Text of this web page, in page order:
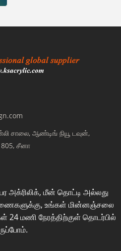
சாலை, ஆண்டிங் நியூ டவுன்,
சீனா
அக்ரிலிக், மீன் தொட்டி அல்லது
உங்கள் மின்னஞ்சலை
24 மணி நேரத்திற்குள் தொடர்பில்